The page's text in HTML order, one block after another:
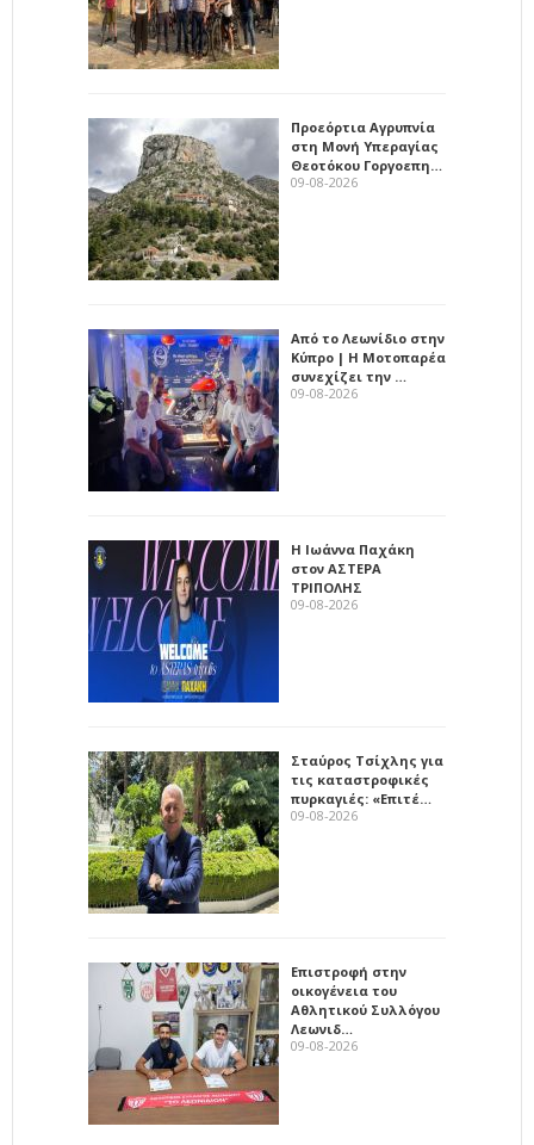
Προεόρτια Αγρυπνία
στη Μονή Υπεραγίας
Θεοτόκου Γοργοεπη…
09-08-2026
Από το Λεωνίδιο στην
Κύπρο | Η Μοτοπαρέα
συνεχίζει την …
09-08-2026
Η Ιωάννα Παχάκη
στον ΑΣΤΕΡΑ
ΤΡΙΠΟΛΗΣ
09-08-2026
Σταύρος Τσίχλης για
τις καταστροφικές
πυρκαγιές: «Επιτέ…
09-08-2026
Επιστροφή στην
οικογένεια του
Αθλητικού Συλλόγου
Λεωνιδ…
09-08-2026